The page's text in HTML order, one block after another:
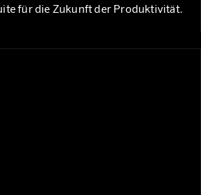
für die Zukunft der Produktivität.